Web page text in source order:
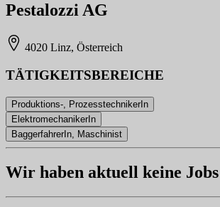
Pestalozzi AG
4020 Linz, Österreich
TÄTIGKEITSBEREICHE
Produktions-, ProzesstechnikerIn
ElektromechanikerIn
BaggerfahrerIn, Maschinist
Wir haben aktuell keine Jobs